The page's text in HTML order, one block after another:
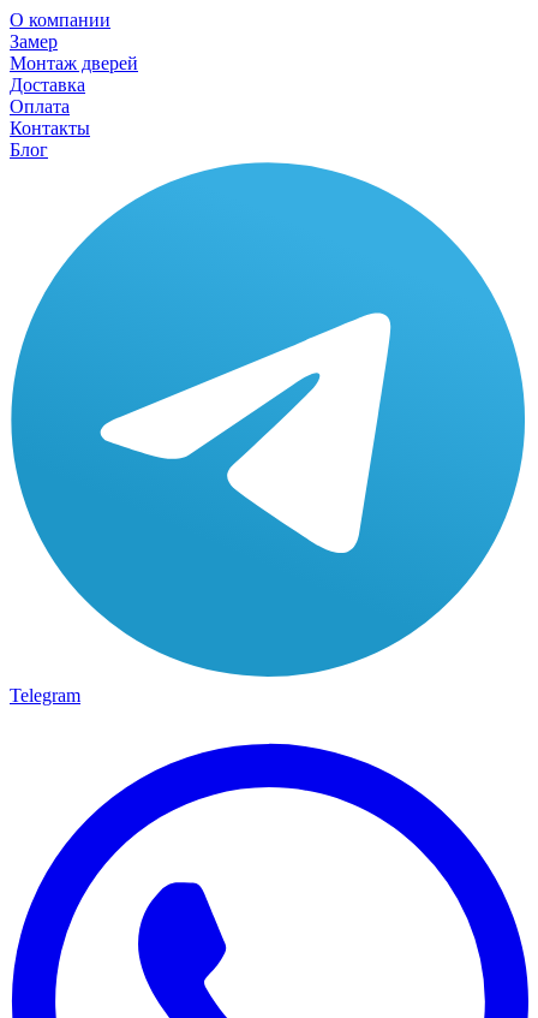
О компании
Замер
Монтаж дверей
Доставка
Оплата
Контакты
Блог
Telegram